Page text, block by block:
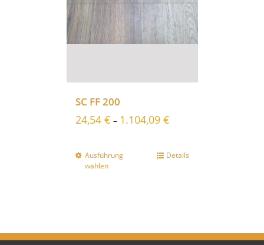
SC FF 200
24,54 € – 1.104,09 €
Ausführung
wählen
Details